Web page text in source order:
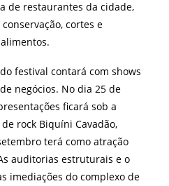
de restaurantes da cidade,
cortes e
festival contará com shows
negócios. No dia 25 de
ficará sob a
rock Biquíni Cavadão,
terá como atração
auditorias estruturais e o
imediações do complexo de